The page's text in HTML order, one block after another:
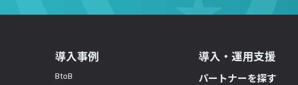
導入事例
BtoB
導入・運用支援
パートナーを探す